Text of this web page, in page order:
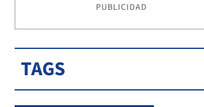
PUBLICIDAD
TAGS